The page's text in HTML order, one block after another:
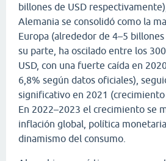
billones de USD
Alemania se consolidó como la
Europa (alrededor de 4–5
su parte, ha oscilado entre los
USD, con una fuerte caída en
6,8% según datos oficiales),
significativo en 2021 (crecimiento
En 2022–2023 el crecimiento se
inflación global, política
dinamismo del consumo.